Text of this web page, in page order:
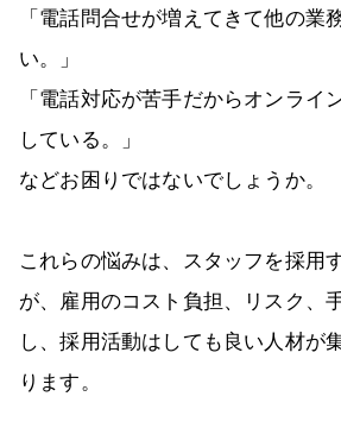
「電話問合せが増えてきて他の業
い。」
「電話対応が苦手だからオンライ
している。」
などお困りではないでしょうか。
これらの悩みは、スタッフを採用
が、雇用のコスト負担、リスク、
し、採用活動はしても良い人材が
ります。